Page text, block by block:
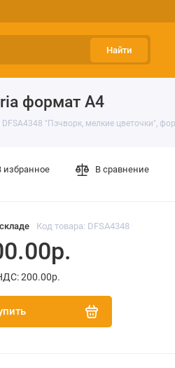
Найти
формат А4
"Пэчворк, мелкие цветочки",
Код товара: DFSA4348
200.00р.
избранное В сравнение